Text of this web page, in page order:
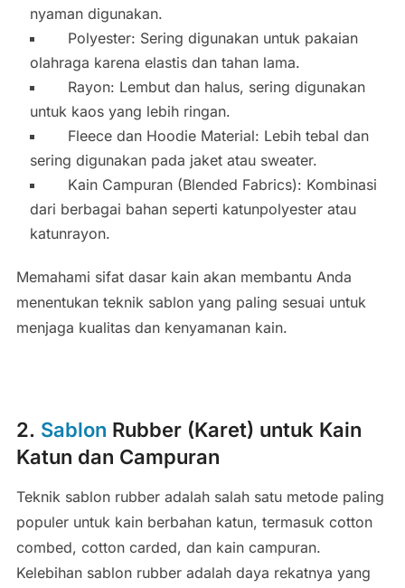
nyaman digunakan.
Polyester: Sering digunakan untuk pakaian
olahraga karena elastis dan tahan lama.
Rayon: Lembut dan halus, sering digunakan
untuk kaos yang lebih ringan.
Fleece dan Hoodie Material: Lebih tebal dan
sering digunakan pada jaket atau sweater.
Kain Campuran (Blended Fabrics): Kombinasi
dari berbagai bahan seperti katunpolyester atau
katunrayon.
Memahami sifat dasar kain akan membantu Anda
menentukan teknik sablon yang paling sesuai untuk
menjaga kualitas dan kenyamanan kain.
2. Sablon Rubber (Karet) untuk Kain
Katun dan Campuran
Teknik sablon rubber adalah salah satu metode paling
populer untuk kain berbahan katun, termasuk cotton
combed, cotton carded, dan kain campuran.
Kelebihan sablon rubber adalah daya rekatnya yang